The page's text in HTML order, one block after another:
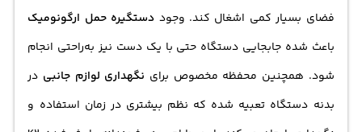
فضای بسیار کمی اشغال کند. وجود دستگیره حمل ارگونومیک
باعث شده جابجایی دستگاه حتی با یک دست نیز به‌راحتی انجام
شود. همچنین محفظه مخصوص برای نگهداری لوازم جانبی در
بدنه دستگاه تعبیه شده که نظم بیشتری در زمان استفاده و